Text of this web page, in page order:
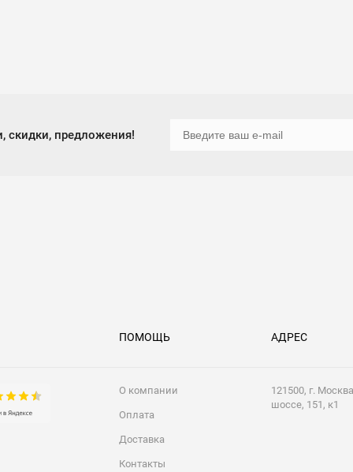
скидки, предложения!
ПОМОЩЬ
О компании
Оплата
Доставка
Контакты
АДРЕС
121500, г.
шоссе, 151, к1